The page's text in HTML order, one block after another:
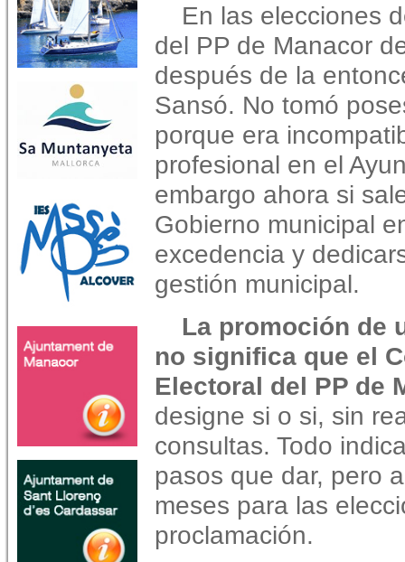
En las elecciones
del PP de Manacor
después de la
Sansó. No tomó
porque era
profesional en el
embargo ahora si
Gobierno municipal
excedencia y
gestión municipal.
La promoción de
no significa que el
Electoral del PP de
designe si o si, sin
consultas. Todo
pasos que dar, pero
meses para las
proclamación.